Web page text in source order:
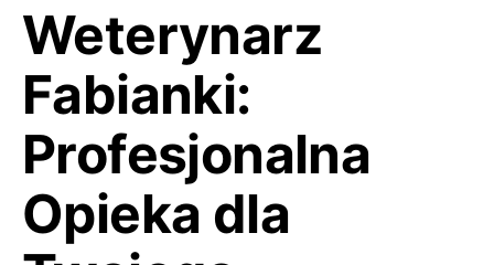
Weterynarz
Fabianki:
Profesjonalna
Opieka dla